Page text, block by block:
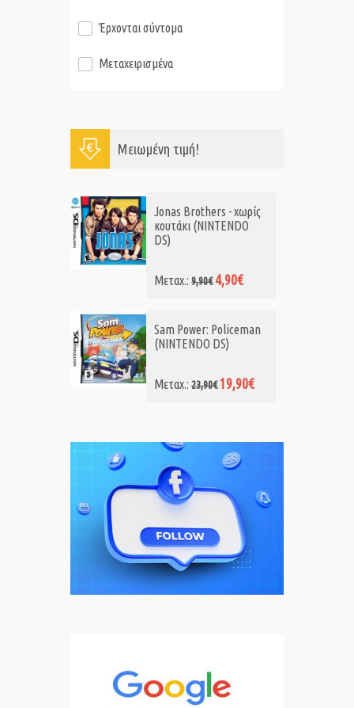
Έρχονται σύντομα
Μεταχειρισμένα
Μειωμένη τιμή!
Jonas Brothers - χωρίς
κουτάκι (NINTENDO
DS)
Μεταχ.:9,90€ 4,90€
Sam Power: Policeman
(NINTENDO DS)
Μεταχ.:23,90€ 19,90€